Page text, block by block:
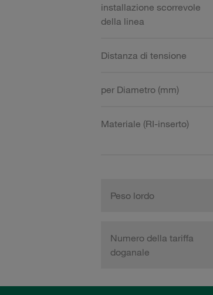
installazione scorrevole
della linea
Distanza di tensione
per Diametro (mm)
Materiale (RI-inserto)
Peso lordo
Numero della tariffa
doganale